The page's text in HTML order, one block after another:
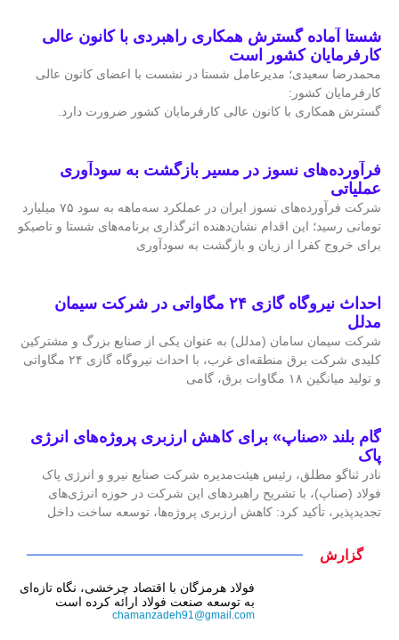
شستا آماده گسترش همکاری راهبردی با کانون عالی
کارفرمایان کشور است
محمدرضا سعیدی؛ مدیرعامل شستا در نشست با اعضای کانون عالی
کارفرمایان کشور:
گسترش همکاری با کانون عالی کارفرمایان کشور ضرورت دارد.
فرآورده‌های نسوز در مسیر بازگشت به سودآوری
عملیاتی
شرکت فرآورده‌های نسوز ایران در عملکرد سه‌ماهه به سود ۷۵ میلیارد
تومانی رسید؛ این اقدام نشان‌دهنده اثرگذاری برنامه‌های شستا و تاصیکو
برای خروج کفرا از زیان و بازگشت به سودآوری
احداث نیروگاه گازی ۲۴ مگاواتی در شرکت سیمان
مدلل
شرکت سیمان سامان (مدلل) به عنوان یکی از صنایع بزرگ و مشترکین
کلیدی شرکت برق منطقه‌ای غرب، با احداث نیروگاه گازی ۲۴ مگاواتی
و تولید میانگین ۱۸ مگاوات برق، گامی
گام بلند «صناپ» برای کاهش ارزبری پروژه‌های انرژی
پاک
نادر ثناگو مطلق، رئیس هیئت‌مدیره شرکت صنایع نیرو و انرژی پاک
فولاد (صناپ)، با تشریح راهبردهای این شرکت در حوزه انرژی‌های
تجدیدپذیر، تأکید کرد: کاهش ارزبری پروژه‌ها، توسعه ساخت داخل
گزارش
فولاد هرمزگان با اقتصاد چرخشی، نگاه تازه‌ای
به توسعه صنعت فولاد ارائه کرده است
chamanzadeh91@gmail.com